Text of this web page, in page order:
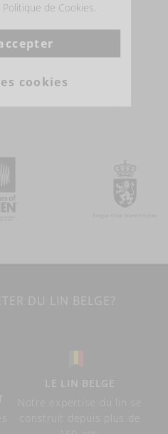
PLUS D'INFOS
DU LIN BELGE?
LE LIN BELGE
de Cookies.
cookies